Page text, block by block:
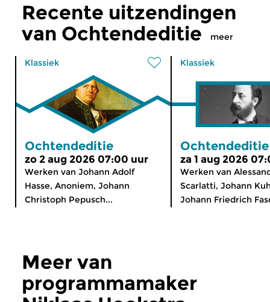
Recente uitzendingen
van Ochtendeditie
meer
Klassiek
Ochtendeditie
zo 2 aug 2026 07:00 uur
Werken van Johann Adolf
Hasse, Anoniem, Johann
Christoph Pepusch...
Klassiek
Ochtendeditie
za 1 aug 2026
Werken van
Scarlatti, Johann
Johann Friedrich
Meer van
programmamaker